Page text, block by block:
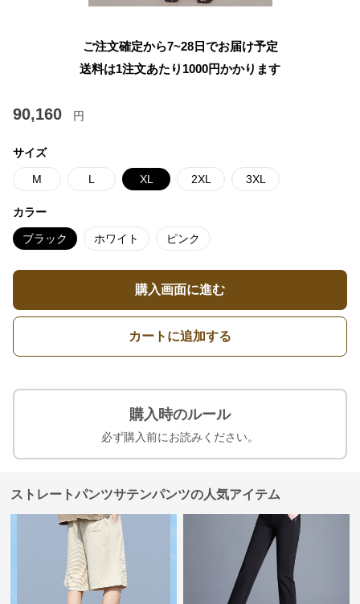
ご注文確定から7~28日でお届け予定
送料は1注文あたり 1000円かかります
90,160 円
サイズ
M L XL 2XL 3XL
カラー
ブラック ホワイト ピンク
購入画面に進む
カートに追加する
購入時のルール
必ず購入前にお読みください。
ストレートパンツサテンパンツの人気アイテム